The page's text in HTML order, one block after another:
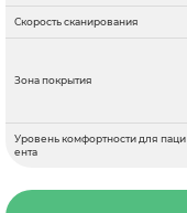
Скорость сканирования
Зона покрытия
Уровень комфортности для паци
ента